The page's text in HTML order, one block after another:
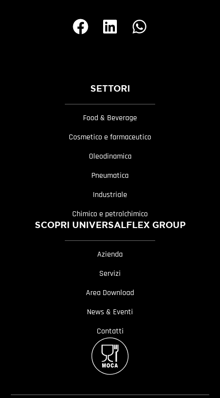
SETTORI
Food & Beverage
Cosmetico e farmaceutico
Oleodinamica
Pneumatica
Industriale
Chimico e petrolchimico
SCOPRI UNIVERSALFLEX GROUP
Azienda
Servizi
Area Download
News & Eventi
Contatti